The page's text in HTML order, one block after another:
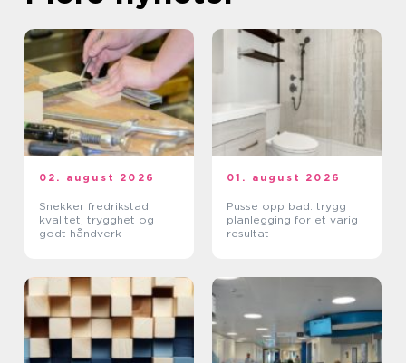
02. august 2026
Snekker fredrikstad
kvalitet, trygghet og
godt håndverk
01. august 2026
Pusse opp bad: trygg
planlegging for et varig
resultat